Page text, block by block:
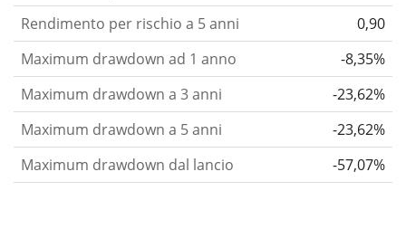
Rendimento per rischio a 5 anni
0,90
Maximum drawdown ad 1 anno
-8,35%
Maximum drawdown a 3 anni
-23,62%
Maximum drawdown a 5 anni
-23,62%
Maximum drawdown dal lancio
-57,07%